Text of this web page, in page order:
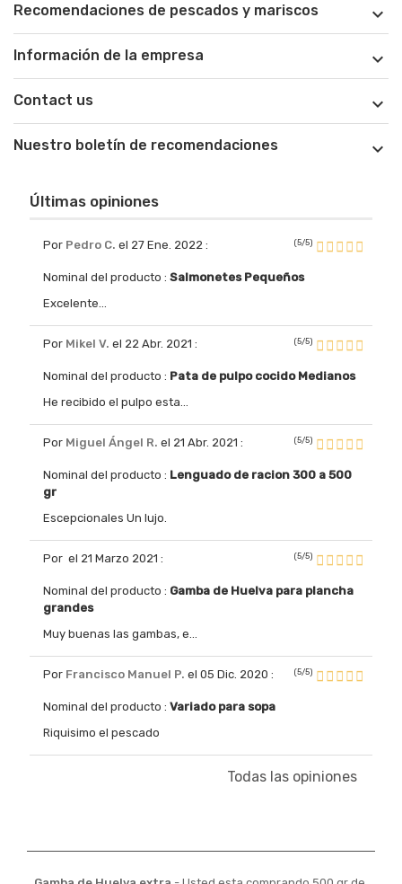
Recomendaciones de pescados y mariscos 
Información de la empresa 
Contact us 
Nuestro boletín de recomendaciones 
Últimas opiniones
Por Pedro C. el 27 Ene. 2022 : (5/5)
Nominal del producto : Salmonetes Pequeños
Excelente...
Por Mikel V. el 22 Abr. 2021 : (5/5)
Nominal del producto : Pata de pulpo cocido Medianos
He recibido el pulpo esta...
Por Miguel Ángel R. el 21 Abr. 2021 : (5/5)
Nominal del producto : Lenguado de racion 300 a 500
gr
Escepcionales Un lujo.
Por el 21 Marzo 2021 : (5/5)
Nominal del producto : Gamba de Huelva para plancha
grandes
Muy buenas las gambas, e...
Por Francisco Manuel P. el 05 Dic. 2020 : (5/5)
Nominal del producto : Variado para sopa
Riquisimo el pescado
Todas las opiniones